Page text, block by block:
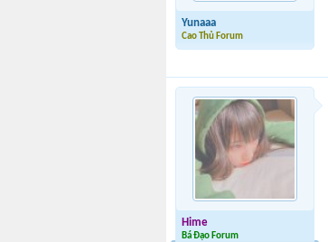
Yunaaa
Cao Thủ Forum
Hime
Bá Đạo Forum